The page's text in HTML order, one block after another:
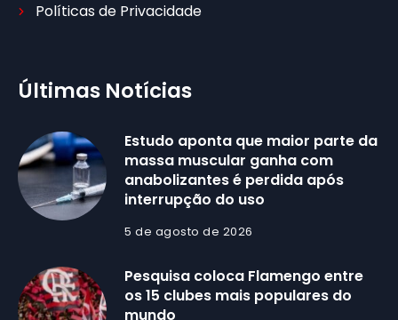
Políticas de Privacidade
Últimas Notícias
Estudo aponta que maior parte da
massa muscular ganha com
anabolizantes é perdida após
interrupção do uso
5 de agosto de 2026
Pesquisa coloca Flamengo entre
os 15 clubes mais populares do
mundo